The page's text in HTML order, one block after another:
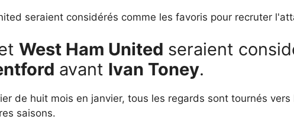
seraient considérés comme les favoris pour recruter
West Ham United seraient
avant Ivan Toney.
de huit mois en janvier, tous les regards sont tournés
saisons.